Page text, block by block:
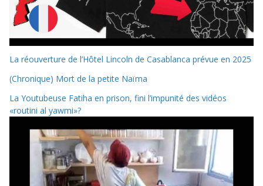
La réouverture de l’Hôtel Lincoln de Casablanca prévue en 2025
(Chronique) Mort de la petite Naïma
La Youtubeuse Fatiha en prison, fini l’impunité des vidéos
«routini al yawmi»?